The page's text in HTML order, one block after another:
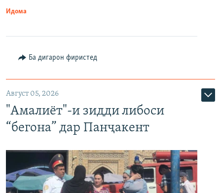
Идома
Ба дигарон фиристед
Август 05, 2026
"Амалиёт"-и зидди либоси
“бегона” дар Панҷакент